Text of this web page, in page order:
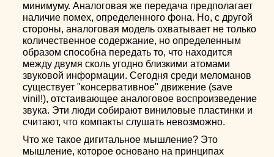
минимуму. Аналоговая же передача предполагает
наличие помех, определенного фона. Но, с другой
стороны, аналоговая модель охватывает не только
количественное содержание, но определенным
образом способна передать то, что находится
между двумя сколь угодно близкими атомами
звуковой информации. Сегодня среди меломанов
существует "консервативное" движение (save
vinil!), отстаивающее аналоговое воспроизведение
звука. Эти люди собирают виниловые пластинки и
считают, что компакты слушать невозможно.
Что же такое дигитальное мышление? Это
мышление, которое основано на принципах